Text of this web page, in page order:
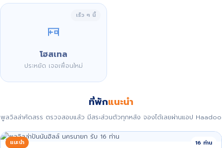
เร็ว ๆ นี้
โฮสเทล
ประหยัด เจอเพื่อนใหม่
ที่พักแนะนำ
พูลวิลล่าคัดสรร ตรวจสอบแล้ว มีสระส่วนตัวทุกหลัง จองได้เลยผ่านแอป Haadoo
แนะนำ 16 ท่าน